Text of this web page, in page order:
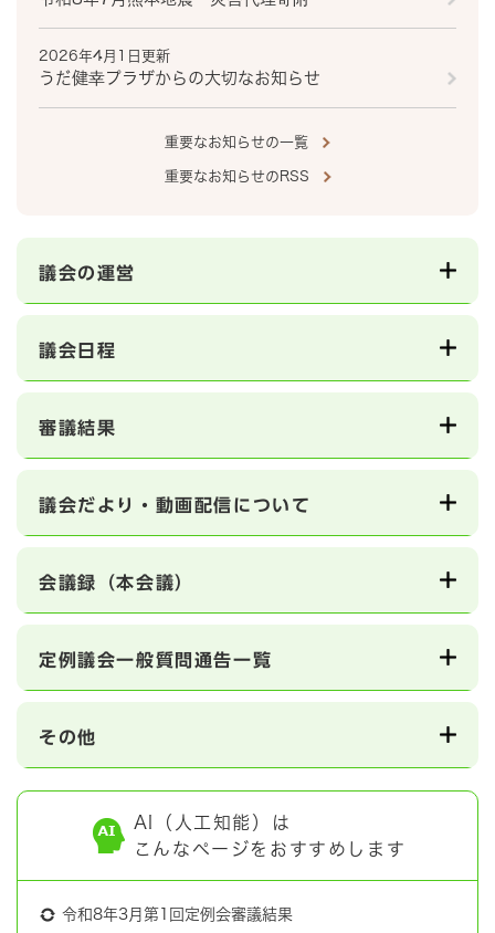
2026年4月1日更新
うだ健幸プラザからの大切なお知らせ
重要なお知らせの一覧
重要なお知らせのRSS
議会の運営
議会日程
審議結果
議会だより・動画配信について
会議録（本会議）
定例議会一般質問通告一覧
その他
AI（人工知能）は
こんなページをおすすめします
令和8年3月第1回定例会審議結果